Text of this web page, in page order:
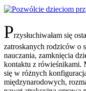
Przysłuchiwałam się
zatroskanych rodziców o
nauczania, zamknięcia
kontaktu z rówieśnikami.
się w różnych
międzynarodowych,